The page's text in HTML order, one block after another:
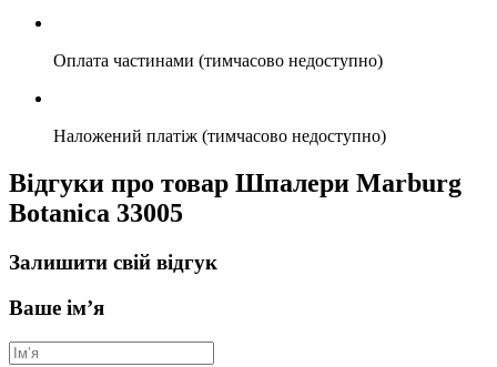
Оплата частинами (тимчасово недоступно)
Наложений платіж (тимчасово недоступно)
Відгуки про товар Шпалери Marburg
Botanica 33005
Залишити свій відгук
Ваше ім’я